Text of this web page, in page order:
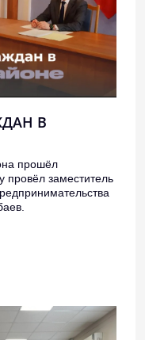
В
прошёл
провёл заместитель